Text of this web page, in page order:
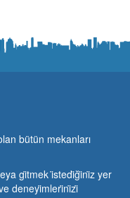
bütün mekanları
gi̇tmek i̇stedi̇ği̇ni̇z yer
deneyi̇mleri̇ni̇zi̇